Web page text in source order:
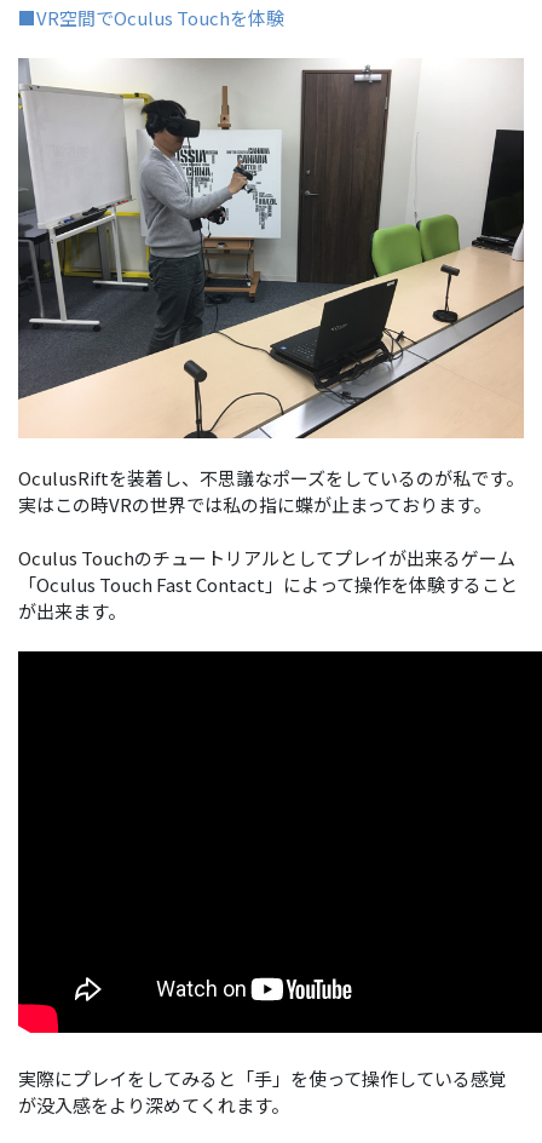
■VR空間でOculus Touchを体験
OculusRiftを装着し、不思議なポーズをしているのが私です。
実はこの時VRの世界では私の指に蝶が止まっております。
Oculus Touchのチュートリアルとしてプレイが出来るゲーム
「Oculus Touch Fast Contact」によって操作を体験すること
が出来ます。
実際にプレイをしてみると「手」を使って操作している感覚
が没入感をより深めてくれます。